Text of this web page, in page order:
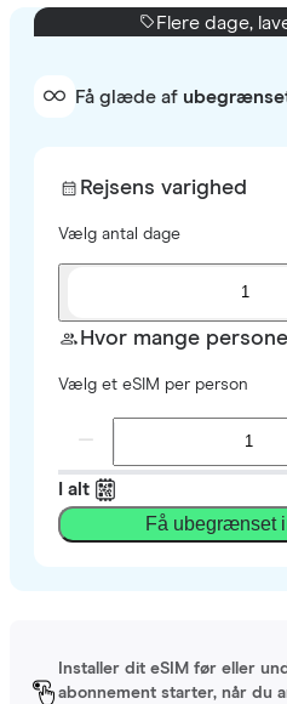
Flere dage,
Få glæde af
Rejsens varighed
Vælg antal dage
1
Hvor mange
Vælg et eSIM per person
I alt
Få ubegrænset
Installer dit eSIM før eller
abonnement starter, når du